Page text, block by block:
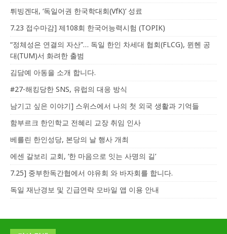
튀빙겐대, ‘독일어권 한국학대회(VfK)’ 성료
7.23 접수마감] 제108회 한국어능력시험 (TOPIK)
“정체성은 연결의 자산”… 독일 한인 차세대 협회(FLCG), 뮌헨 공
대(TUM)서 화려한 출범
김담예 아동을 소개 합니다.
#27-해킹당한 SNS, 유럽의 대응 방식
남기고 싶은 이야기] 스위스에서 나의 첫 외국 생활과 기억들
함부르크 한인학교 전혜리 교장 취임 인사
베를린 한인성당, 본당의 날 행사 개최
에센 갈보리 교회, ‘한 마음으로 잇는 사명의 길’
7.25] 중부한독간협에서 야유회 와 바자회를 합니다.
독일 재난경보 및 긴급연락 모바일 앱 이용 안내